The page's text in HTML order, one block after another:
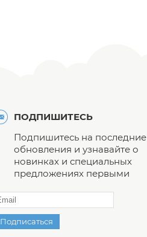
ПОДПИШИТЕСЬ
Подпишитесь на последние
обновления и узнавайте о
новинках и специальных
предложениях первыми
Подписаться